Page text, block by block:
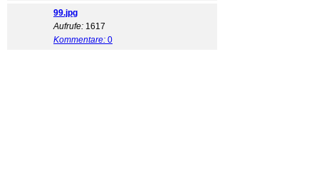
99.jpg
Aufrufe: 1617
Kommentare: 0